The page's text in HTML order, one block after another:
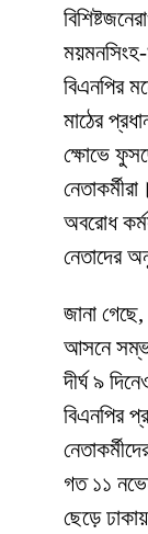
বিএনপির
মাঠের
ক্ষোভে
অবরোধ
নেতাদের
জানা
আসনে
দীর্ঘ ৯
বিএনপির
গত ১১
ছেড়ে